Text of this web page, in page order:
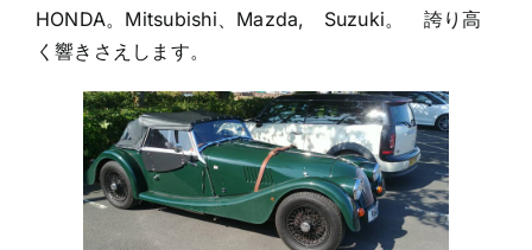
HONDA。Mitsubishi、Mazda, Suzuki。 誇り高
く響きさえします。